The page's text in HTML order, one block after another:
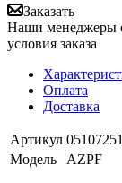
Заказать
Наши менеджеры
условия заказа
Оплата
Доставка
Артикул
Модель
AZPF